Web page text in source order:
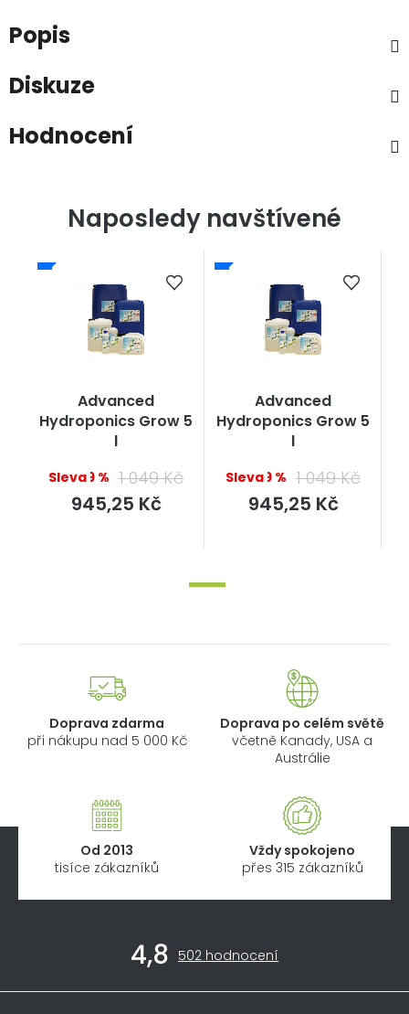
Popis
Diskuze
Hodnocení
Naposledy navštívené
Advanced
Hydroponics Grow 5
l
–9 % 1 049 Kč
945,25 Kčcena:
Advanced
Hydroponics Grow 5
l
–9 % 1 049 Kč
945,25 Kčcena:
Doprava zdarma
při nákupu nad 5 000 Kč
Doprava po celém světě
včetně Kanady, USA a
Austrálie
Od 2013
tisíce zákazníků
Vždy spokojeno
přes 315 zákazníků
4,8
Průměrné
obchodu
502 hodnocení